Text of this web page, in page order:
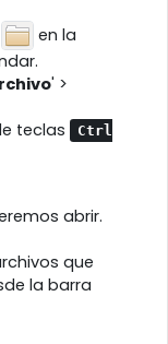
en la
' >
teclas
Ctrl
abrir.
que
la barra